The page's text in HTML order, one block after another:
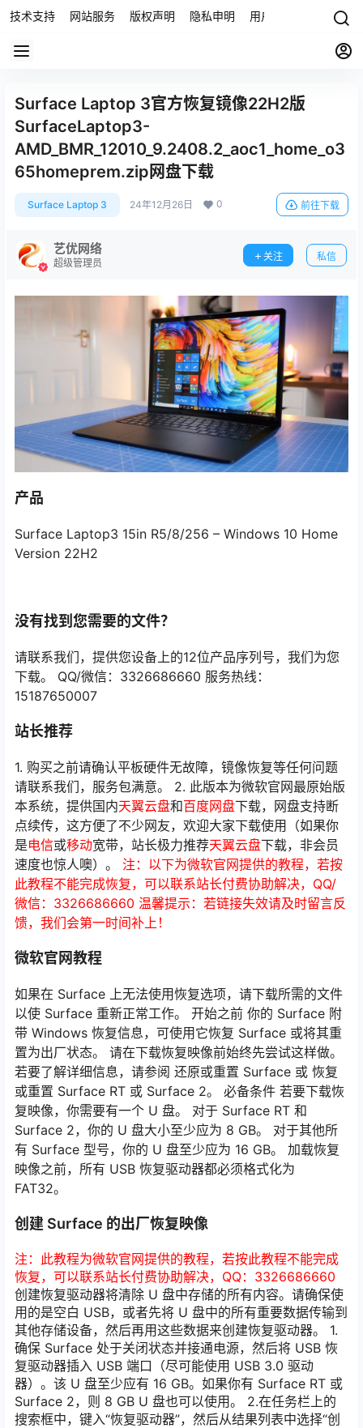
技术支持 网站服务 版权声明 隐私申明 用户协议 联系我们
Surface Laptop 3官方恢复镜像22H2版
SurfaceLaptop3-
AMD_BMR_12010_9.2408.2_aoc1_home_o3
65homeprem.zip网盘下载
Surface Laptop 3 24年12月26日 0 前往下载
艺优网络
超级管理员
关注 私信
产品
Surface Laptop3 15in R5/8/256 – Windows 10 Home
Version 22H2
没有找到您需要的文件？
请联系我们，提供您设备上的12位产品序列号，我们为您
下载。 QQ/微信：3326686660 服务热线：
15187650007
站长推荐
1. 购买之前请确认平板硬件无故障，镜像恢复等任何问题
请联系我们，服务包满意。 2. 此版本为微软官网最原始版
本系统，提供国内天翼云盘和百度网盘下载，网盘支持断
点续传，这方便了不少网友，欢迎大家下载使用（如果你
是电信或移动宽带，站长极力推荐天翼云盘下载，非会员
速度也惊人噢）。 注：以下为微软官网提供的教程，若按
此教程不能完成恢复，可以联系站长付费协助解决，QQ/
微信：3326686660 温馨提示：若链接失效请及时留言反
馈，我们会第一时间补上！
微软官网教程
如果在 Surface 上无法使用恢复选项，请下载所需的文件
以使 Surface 重新正常工作。 开始之前 你的 Surface 附
带 Windows 恢复信息，可使用它恢复 Surface 或将其重
置为出厂状态。 请在下载恢复映像前始终先尝试这样做。
若要了解详细信息，请参阅 还原或重置 Surface 或 恢复
或重置 Surface RT 或 Surface 2。 必备条件 若要下载恢
复映像，你需要有一个 U 盘。 对于 Surface RT 和
Surface 2，你的 U 盘大小至少应为 8 GB。 对于其他所
有 Surface 型号，你的 U 盘至少应为 16 GB。 加载恢复
映像之前，所有 USB 恢复驱动器都必须格式化为
FAT32。
创建 Surface 的出厂恢复映像
注：此教程为微软官网提供的教程，若按此教程不能完成
恢复，可以联系站长付费协助解决，QQ：3326686660
创建恢复驱动器将清除 U 盘中存储的所有内容。请确保使
用的是空白 USB，或者先将 U 盘中的所有重要数据传输到
其他存储设备，然后再用这些数据来创建恢复驱动器。 1.
确保 Surface 处于关闭状态并接通电源，然后将 USB 恢
复驱动器插入 USB 端口（尽可能使用 USB 3.0 驱动
器）。该 U 盘至少应有 16 GB。如果你有 Surface RT 或
Surface 2，则 8 GB U 盘也可以使用。 2.在任务栏上的
搜索框中，键入“恢复驱动器”，然后从结果列表中选择“创